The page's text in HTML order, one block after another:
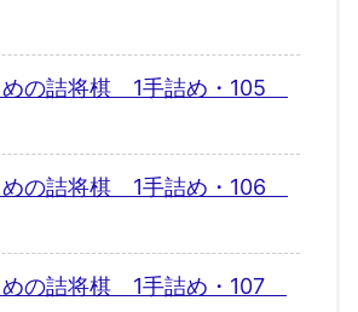
めの詰将棋 1手詰め・105
めの詰将棋 1手詰め・106
めの詰将棋 1手詰め・107